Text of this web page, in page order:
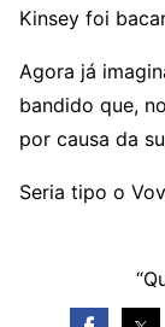
Kinsey foi
Agora já
bandido que,
por causa da
Seria tipo o